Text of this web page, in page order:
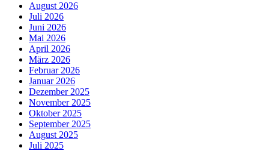
August 2026
Juli 2026
Juni 2026
Mai 2026
April 2026
März 2026
Februar 2026
Januar 2026
Dezember 2025
November 2025
Oktober 2025
September 2025
August 2025
Juli 2025